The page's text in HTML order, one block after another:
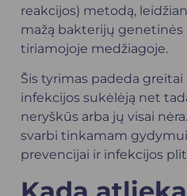
reakcijos) metodą,
mažą bakterijų genetinės
tiriamojoje medžiagoje.
Šis tyrimas padeda
infekcijos sukėlėją net
neryškūs arba jų visai
svarbi tinkamam
prevencijai ir infekcijos